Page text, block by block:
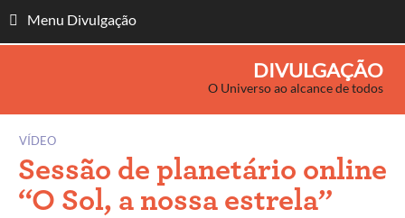
Menu Divulgação
DIVULGAÇÃO
O Universo ao alcance de todos
VÍDEO
Sessão de planetário online
“O Sol, a nossa estrela”